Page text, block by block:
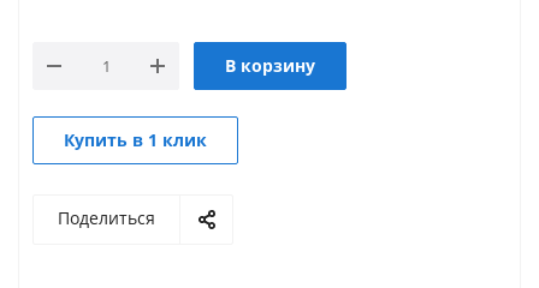
В корзину
Купить в 1 клик
Поделиться